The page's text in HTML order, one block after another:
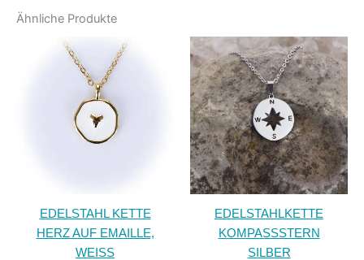
Ähnliche Produkte
EDELSTAHL KETTE
HERZ AUF EMAILLE,
WEISS
EDELSTAHLKETTE
KOMPASSSTERN
SILBER